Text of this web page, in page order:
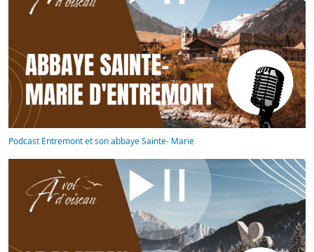
Podcast Entremont et son abbaye Sainte- Marie